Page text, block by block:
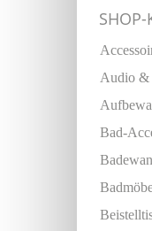
SHOP-
Audio &
Bad-